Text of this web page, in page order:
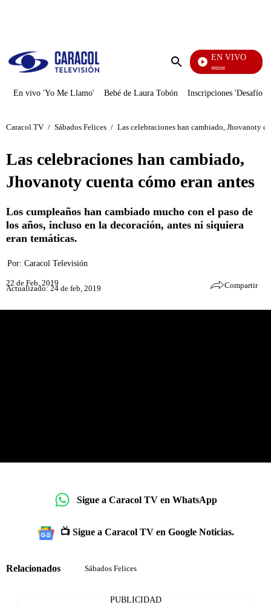
Enviar
EN VIVO
Noches De Premier
En vivo 'Yo Me Llamo' Bebé de Laura Tobón Inscripciones 'Desafío'
Caracol TV / Sábados Felices / Las celebraciones han cambiado, Jhovanoty
Las celebraciones han cambiado,
Jhovanoty cuenta cómo eran antes
Los cumpleaños han cambiado mucho con el paso de
los años, incluso en la decoración, antes ni siquiera
eran temáticas.
Por: Caracol Televisión
22 de Feb, 2019
Actualizado: 24 de feb, 2019 Compartir
Sigue a Caracol TV en WhatsApp
📺 Sigue a Caracol TV en Google Noticias.
Relacionados Sábados Felices
PUBLICIDAD